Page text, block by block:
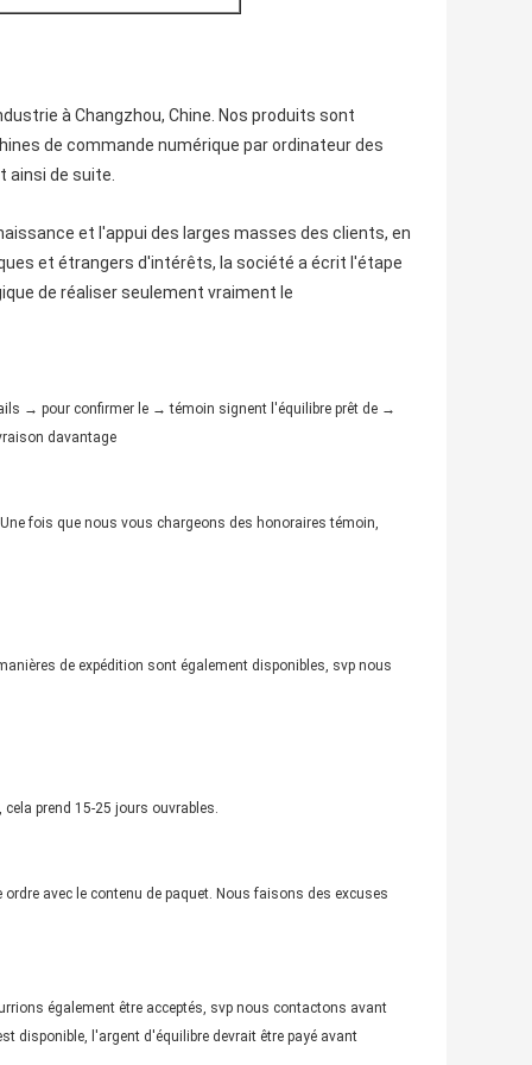
à Changzhou, Chine. Nos produits sont
de commande numérique par ordinateur des
de suite.
et l'appui des larges masses des clients, en
et étrangers d'intérêts, la société a écrit l'étape
de réaliser seulement vraiment le
→ pour confirmer le → témoin signent l'équilibre prêt de →
davantage
fois que nous vous chargeons des honoraires témoin,
de expédition sont également disponibles, svp nous
prend 15-25 jours ouvrables.
avec le contenu de paquet. Nous faisons des excuses
également être acceptés, svp nous contactons avant
disponible, l'argent d'équilibre devrait être payé avant